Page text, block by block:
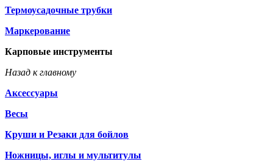
Термоусадочные трубки
Маркерование
Карповые инструменты
Назад к главному
Аксессуары
Весы
Круши и Резаки для бойлов
Ножницы, иглы и мультитулы